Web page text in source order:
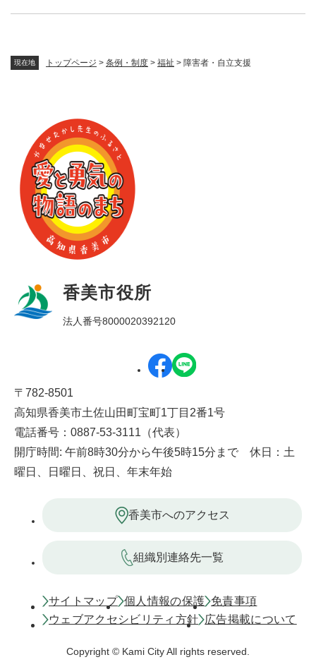
現在地 トップページ > 条例・制度 > 福祉 > 障害者・自立支援
香美市役所
法人番号8000020392120
〒782-8501
高知県香美市土佐山田町宝町1丁目2番1号
電話番号：0887-53-3111（代表）
開庁時間: 午前8時30分から午後5時15分まで 休日：土
曜日、日曜日、祝日、年末年始
香美市へのアクセス
組織別連絡先一覧
サイトマップ 個人情報の保護 免責事項
ウェブアクセシビリティ方針
広告掲載について
Copyright © Kami City All rights reserved.